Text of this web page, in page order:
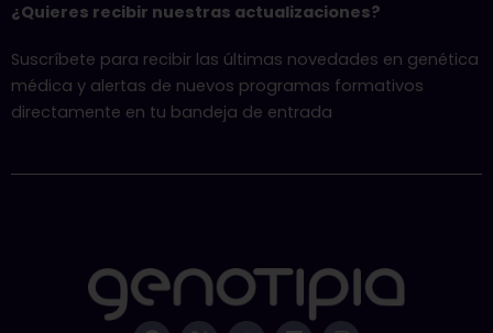
¿Quieres recibir nuestras actualizaciones?
Suscríbete para recibir las últimas novedades en genética
médica y alertas de nuevos programas formativos
directamente en tu bandeja de entrada